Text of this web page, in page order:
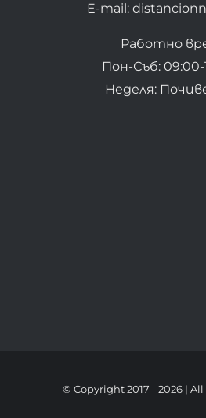
E-mail:
Работно
Пон-Съб: 09:00-
Неделя:
© Copyright 2017 -2026 |